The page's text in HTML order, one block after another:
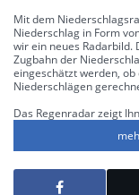
Mit dem
Niederschlag in Form
wir ein neues Radarbild.
Zugbahn der
eingeschätzt werden,
Niederschlägen
Das Regenradar zeigt
die
jeweils auf die
Schneefall. Die 6 Stufen
symbolisieren leichte